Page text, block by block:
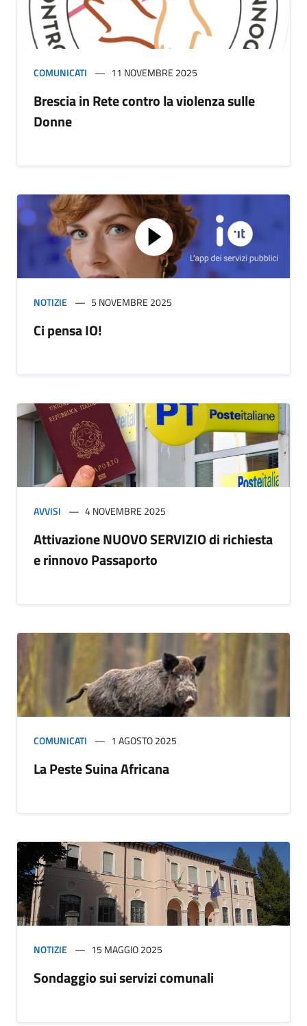
COMUNICATI 11 NOVEMBRE 2025
Brescia in Rete contro la violenza sulle
Donne
NOTIZIE 5 NOVEMBRE 2025
Ci pensa IO!
AVVISI 4 NOVEMBRE 2025
Attivazione NUOVO SERVIZIO di richiesta
e rinnovo Passaporto
COMUNICATI 1 AGOSTO 2025
La Peste Suina Africana
NOTIZIE 15 MAGGIO 2025
Sondaggio sui servizi comunali